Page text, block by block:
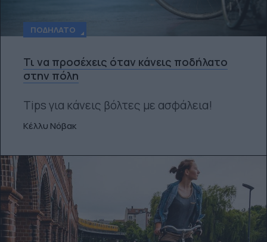
ΠΟΔΉΛΑΤΟ
Τι να προσέχεις όταν κάνεις ποδήλατο
στην πόλη
Tips για κάνεις βόλτες με ασφάλεια!
Κέλλυ Νόβακ